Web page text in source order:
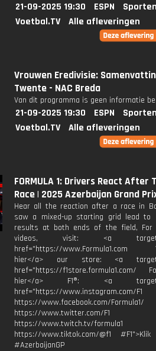
21-09-2025 19:30 ESPN
Voetbal.TV
Alle afleveringen
Vrouwen Eredivisie:
Twente - NAC Breda
Van dit programma is geen informatie
21-09-2025 19:30 ESPN
Voetbal.TV
Alle afleveringen
FORMULA 1: Drivers React After
Race | 2025 Azerbaijan Grand
Hear all the reaction after a race in
saw a mixed-up starting grid lead to
results at both ends of the field, For
videos, visit: <a
href="https://www.Formula1.com
hier</a> our store: <a
href="https://f1store.formula1.com/
hier</a> F1®: <a
href="https://www.instagram.com/F1
https://www.facebook.com/Formula1/
https://www.twitter.com/F1
https://www.twitch.tv/formula1
https://www.tiktok.com/@f1
#AzerbaijanGP